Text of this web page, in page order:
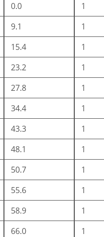
0.0
1
9.1
1
15.4
1
23.2
1
27.8
1
34.4
1
43.3
1
48.1
1
50.7
1
55.6
1
58.9
1
66.0
1